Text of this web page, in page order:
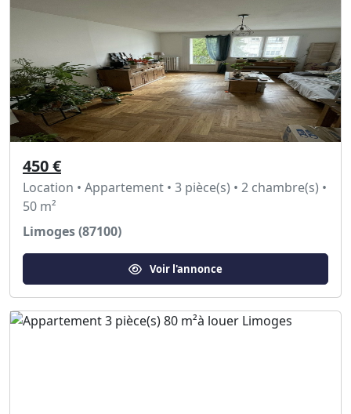
450 €
Location • Appartement • 3 pièce(s) • 2 chambre(s) •
50 m²
Limoges (87100)
Voir l'annonce